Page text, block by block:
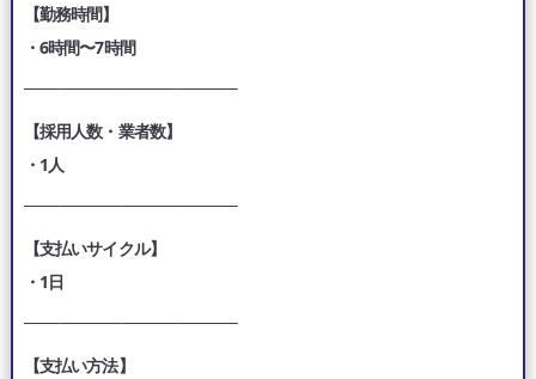
【勤務時間】
・6時間〜7時間
【採用人数・業者数】
・1人
【支払いサイクル】
・1日
【支払い方法】